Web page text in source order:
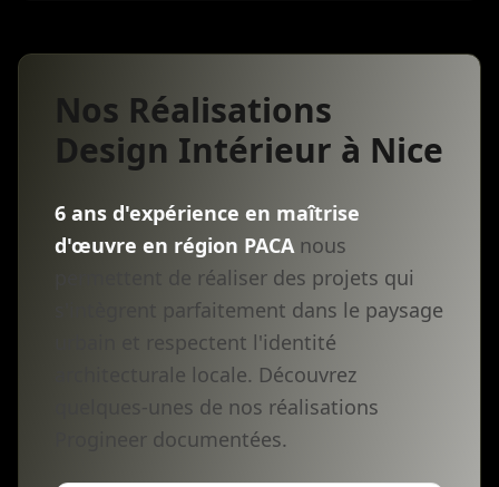
Nos Réalisations
Design Intérieur à Nice
6 ans d'expérience en maîtrise
d'œuvre en région PACAnous
permettent de réaliser des projets qui
s'intègrent parfaitement dans le paysage
urbain et respectent l'identité
architecturale locale. Découvrez
quelques-unes de nos réalisations
Progineer documentées.